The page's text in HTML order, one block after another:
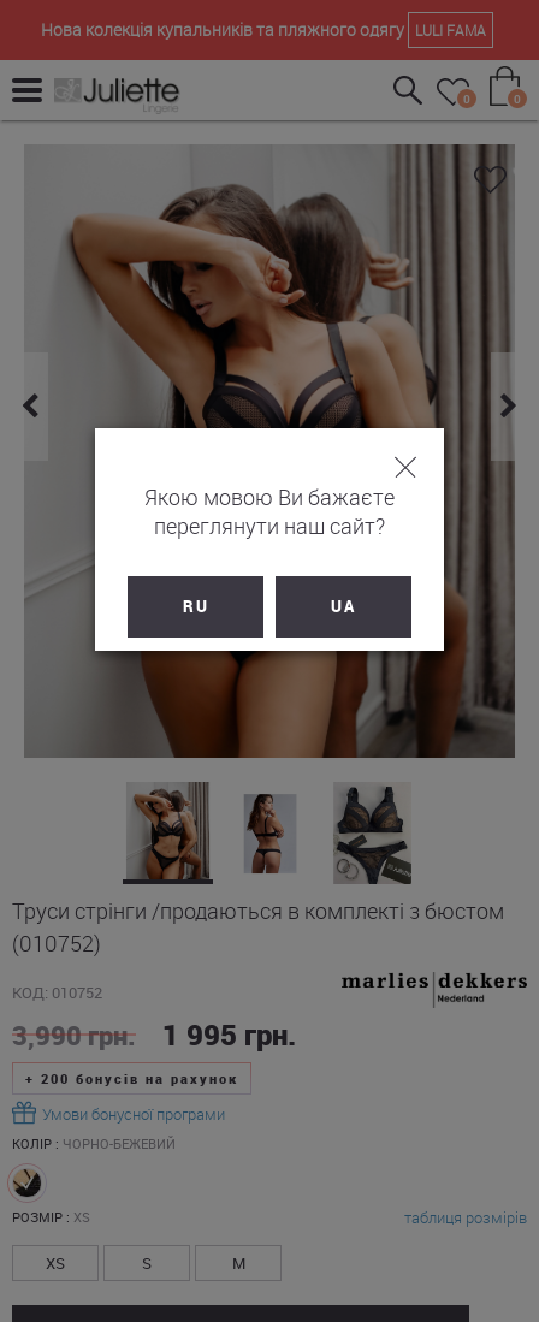
Нова колекція купальників та пляжного одягу LULI FAMA
0 0
Труси стрінги /продаються в комплекті з бюстом
(010752)
КОД: 010752
3,990грн. 1 995 грн.
+ 200 бонусів на рахунок
Умови бонусної програми
КОЛІР : ЧОРНО-БЕЖЕВИЙ
РОЗМІР : XS таблиця розмірів
XS S M
Якою мовою Ви бажаєте
переглянути наш сайт?
RU UA